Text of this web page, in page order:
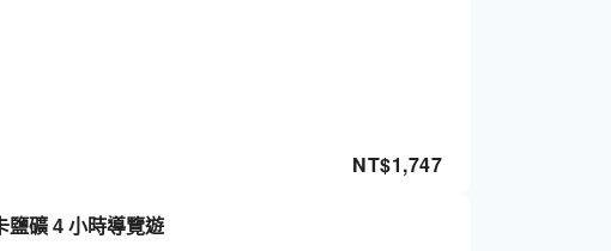
NT$1,747
鹽礦 4 小時導覽遊